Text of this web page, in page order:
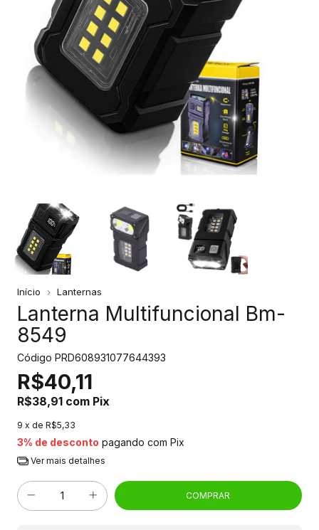
Início Lanternas
Lanterna Multifuncional Bm-
8549
Código PRD608931077644393
R$40,11
R$38,91 com Pix
9 x de R$5,33
3% de desconto pagando com Pix
Ver mais detalhes